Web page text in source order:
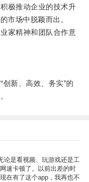
极推动企业的技术升
市场中脱颖而出。
家精神和团队合作意
新、高效、务实”的
论是看视频、玩游戏还是工
速卡顿了。以前出差的时
在有了这个app，我再也不